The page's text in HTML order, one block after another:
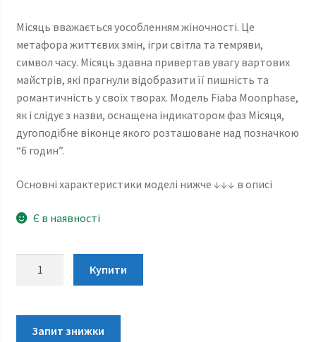
91
200 ₴.
45
600 ₴.
Місяць вважається уособленням жіночності. Це
метафора життєвих змін, ігри світла та темряви,
символ часу. Місяць здавна привертав увагу вартових
майстрів, які прагнули відобразити її пишність та
романтичність у своїх творах. Модель Fiaba Moonphase,
як і слідує з назви, оснащена індикатором фаз Місяця,
дугоподібне віконце якого розташоване над позначкою
“6 годин”.
Основні характеристики моделі нижче ↓↓↓ в описі
Є в наявності
Moonphase
FA1084-
Купити